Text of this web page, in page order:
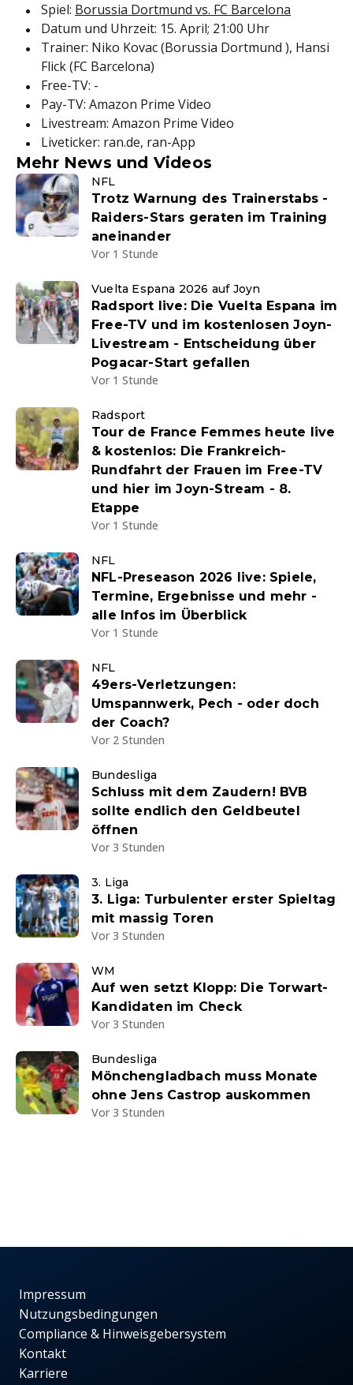
Spiel: Borussia Dortmund vs. FC Barcelona
Datum und Uhrzeit: 15. April; 21:00 Uhr
Trainer: Niko Kovac (Borussia Dortmund ), Hansi
Flick (FC Barcelona)
Free-TV: -
Pay-TV: Amazon Prime Video
Livestream: Amazon Prime Video
Liveticker: ran.de, ran-App
Mehr News und Videos
NFL
Trotz Warnung des Trainerstabs -
Raiders-Stars geraten im Training
aneinander
Vor 1 Stunde
Vuelta Espana 2026 auf Joyn
Radsport live: Die Vuelta Espana im
Free-TV und im kostenlosen Joyn-
Livestream - Entscheidung über
Pogacar-Start gefallen
Vor 1 Stunde
Radsport
Tour de France Femmes heute live
& kostenlos: Die Frankreich-
Rundfahrt der Frauen im Free-TV
und hier im Joyn-Stream - 8.
Etappe
Vor 1 Stunde
NFL
NFL-Preseason 2026 live: Spiele,
Termine, Ergebnisse und mehr -
alle Infos im Überblick
Vor 1 Stunde
NFL
49ers-Verletzungen:
Umspannwerk, Pech - oder doch
der Coach?
Vor 2 Stunden
Bundesliga
Schluss mit dem Zaudern! BVB
sollte endlich den Geldbeutel
öffnen
Vor 3 Stunden
3. Liga
3. Liga: Turbulenter erster Spieltag
mit massig Toren
Vor 3 Stunden
WM
Auf wen setzt Klopp: Die Torwart-
Kandidaten im Check
Vor 3 Stunden
Bundesliga
Mönchengladbach muss Monate
ohne Jens Castrop auskommen
Vor 3 Stunden
Impressum
Nutzungsbedingungen
Compliance & Hinweisgebersystem
Kontakt
Karriere